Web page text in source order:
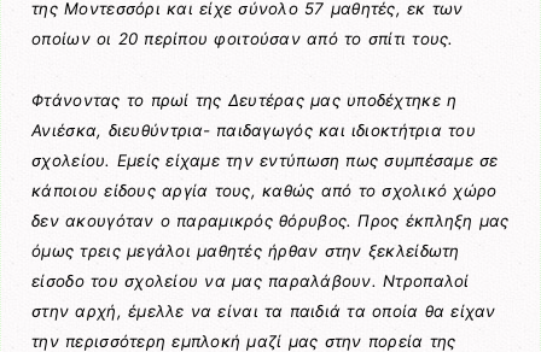
της Μοντεσσόρι και είχε σύνολο 57 μαθητές, εκ των
οποίων οι 20 περίπου φοιτούσαν από το σπίτι τους.
Φτάνοντας το πρωί της Δευτέρας μας υποδέχτηκε η
Ανιέσκα, διευθύντρια- παιδαγωγός και ιδιοκτήτρια του
σχολείου. Εμείς είχαμε την εντύπωση πως συμπέσαμε σε
κάποιου είδους αργία τους, καθώς από το σχολικό χώρο
δεν ακουγόταν ο παραμικρός θόρυβος. Προς έκπληξη μας
όμως τρεις μεγάλοι μαθητές ήρθαν στην ξεκλείδωτη
είσοδο του σχολείου να μας παραλάβουν. Ντροπαλοί
στην αρχή, έμελλε να είναι τα παιδιά τα οποία θα είχαν
την περισσότερη εμπλοκή μαζί μας στην πορεία της